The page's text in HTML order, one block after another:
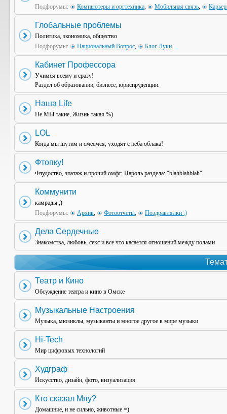
Подфорумы:
Компьютеры и оргтехника, Мобильная связь,
Глобальные проблемы
Политика, экономика, общество
Подфорумы:
Национальный Вопрос, Блог Луки
Кабинет Профессора
Учимся всему и сразу!
Раздел об образовании, бизнесе, юриспруденции.
Наша Life
Не МЫ такие, Жизнь такая %)
LOL
Когда мы шутим и смеемся, уходят с неба облака!
Фтопку!
Флудоство, эпатаж и прочий омфг. Пароль раздела: "blahblahblah"
Коммунити
камрады ;)
Подфорумы:
Архив, Фотоотчеты, Поздравлялки :)
Дела Сердечные
Знакомства, любовь, секс и все что касается отношений между полами
Театр и Кино
Обсуждение театра и кино в Омске
Музыкальные Настроения
Музыка, мюзиклы, музыканты и многое другое в мире музыки
Hi-Tech
Мир цифровых технологий
Худграф
Искусство, дизайн, фото, визуализация
Кто сказал Мяу?
Домашние, и не сильно, животные =)